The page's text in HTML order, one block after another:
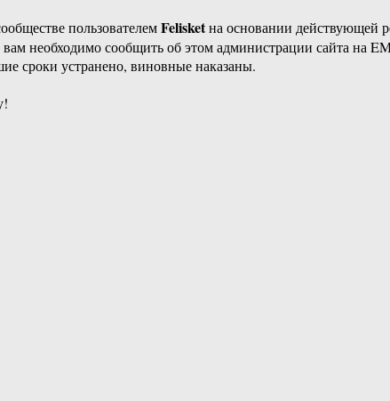
пользователемFelisketна основании действующей
необходимо сообщить об этом администрации сайта на
сроки устранено, виновные наказаны.